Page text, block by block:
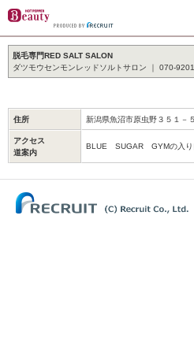
脱毛専門RED SALT SALON
ダツモウセンモンレッドソルトサロン ｜ 070-
住所 新潟県魚沼市原虫野３５１－５
アクセス
道案内
BLUE SUGAR GYMの入り